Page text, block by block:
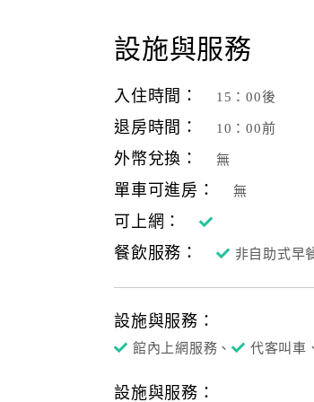
設施與服務
入住時間： 15：00後
退房時間： 10：00前
外幣兌換： 無
單車可進房： 無
可上網：
餐飲服務： 非自助式早
設施與服務：
館內上網服務、 代客叫車
設施與服務：